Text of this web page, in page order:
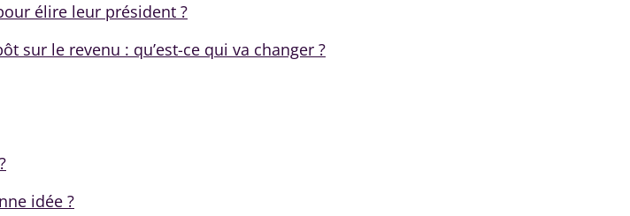
élire leur président ?
sur le revenu : qu’est-ce qui va changer ?
idée ?